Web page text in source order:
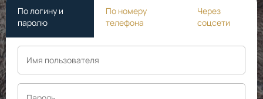
По логину и
паролю
По номеру
телефона
Через
соцсети